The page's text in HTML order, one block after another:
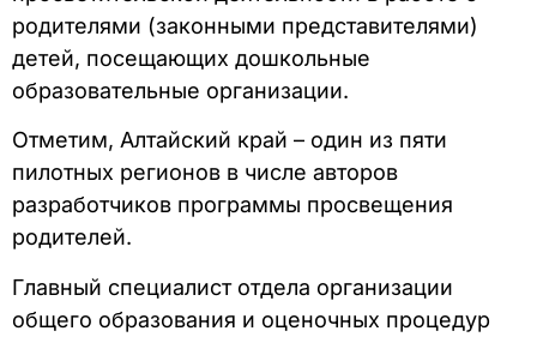
родителями (законными представителями)
детей, посещающих дошкольные
образовательные организации.
Отметим, Алтайский край – один из пяти
пилотных регионов в числе авторов
разработчиков программы просвещения
родителей.
Главный специалист отдела организации
общего образования и оценочных процедур